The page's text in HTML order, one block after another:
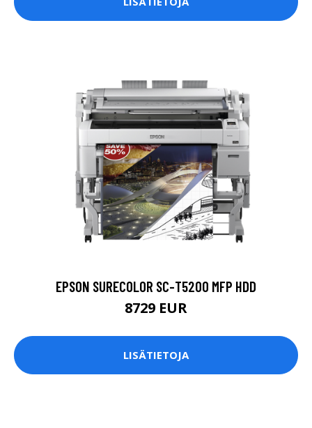
EPSON SURECOLOR SC-T5200 MFP HDD
8729 EUR
LISÄTIETOJA